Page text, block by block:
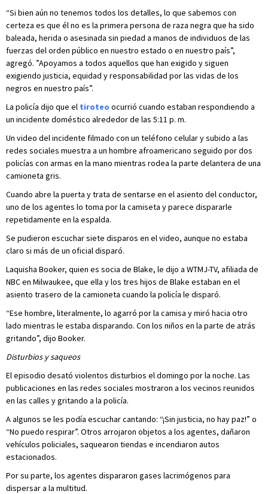
“Si bien aún no tenemos todos los detalles, lo que sabemos con
certeza es que él no es la primera persona de raza negra que ha sido
baleada, herida o asesinada sin piedad a manos de individuos de las
fuerzas del orden público en nuestro estado o en nuestro país”,
agregó. ”Apoyamos a todos aquellos que han exigido y siguen
exigiendo justicia, equidad y responsabilidad por las vidas de los
negros en nuestro país”.
La policía dijo que el tiroteo ocurrió cuando estaban respondiendo a
un incidente doméstico alrededor de las 5:11 p. m.
Un video del incidente filmado con un teléfono celular y subido a las
redes sociales muestra a un hombre afroamericano seguido por dos
policías con armas en la mano mientras rodea la parte delantera de una
camioneta gris.
Cuando abre la puerta y trata de sentarse en el asiento del conductor,
uno de los agentes lo toma por la camiseta y parece dispararle
repetidamente en la espalda.
Se pudieron escuchar siete disparos en el video, aunque no estaba
claro si más de un oficial disparó.
Laquisha Booker, quien es socia de Blake, le dijo a WTMJ-TV, afiliada de
NBC en Milwaukee, que ella y los tres hijos de Blake estaban en el
asiento trasero de la camioneta cuando la policía le disparó.
“Ese hombre, literalmente, lo agarró por la camisa y miró hacia otro
lado mientras le estaba disparando. Con los niños en la parte de atrás
gritando”, dijo Booker.
Disturbios y saqueos
El episodio desató violentos disturbios el domingo por la noche. Las
publicaciones en las redes sociales mostraron a los vecinos reunidos
en las calles y gritando a la policía.
A algunos se les podía escuchar cantando: “¡Sin justicia, no hay paz!” o
“No puedo respirar”. Otros arrojaron objetos a los agentes, dañaron
vehículos policiales, saquearon tiendas e incendiaron autos
estacionados.
Por su parte, los agentes dispararon gases lacrimógenos para
dispersar a la multitud.